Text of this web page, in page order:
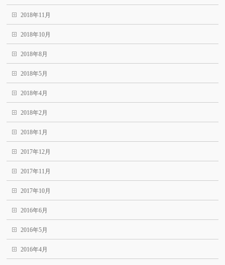
2018年11月
2018年10月
2018年8月
2018年5月
2018年4月
2018年2月
2018年1月
2017年12月
2017年11月
2017年10月
2016年6月
2016年5月
2016年4月